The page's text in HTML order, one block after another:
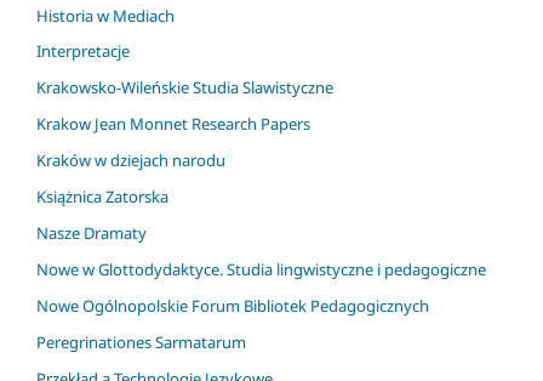
Historia w Mediach
Interpretacje
Krakowsko-Wileńskie Studia Slawistyczne
Krakow Jean Monnet Research Papers
Kraków w dziejach narodu
Książnica Zatorska
Nasze Dramaty
Nowe w Glottodydaktyce. Studia lingwistyczne i pedagogiczne
Nowe Ogólnopolskie Forum Bibliotek Pedagogicznych
Peregrinationes Sarmatarum